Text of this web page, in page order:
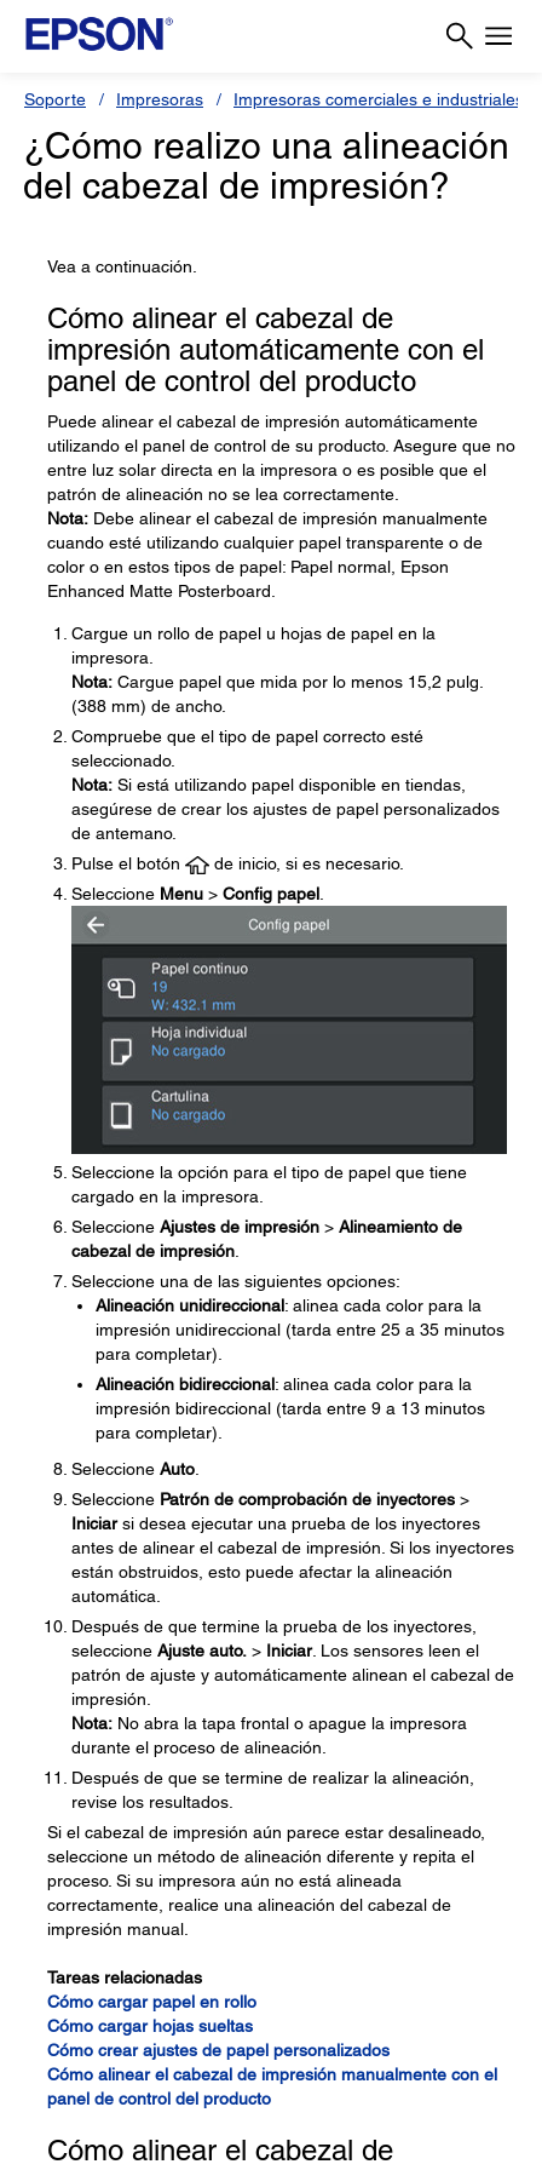
Soporte Impresoras Impresoras comerciales e industriales
¿Cómo realizo una alineación
del cabezal de impresión?
Vea a continuación.
Cómo alinear el cabezal de
impresión automáticamente con el
panel de control del producto
Puede alinear el cabezal de impresión automáticamente
utilizando el panel de control de su producto. Asegure que no
entre luz solar directa en la impresora o es posible que el
patrón de alineación no se lea correctamente.
Nota: Debe alinear el cabezal de impresión manualmente
cuando esté utilizando cualquier papel transparente o de
color o en estos tipos de papel: Papel normal, Epson
Enhanced Matte Posterboard.
Cargue un rollo de papel u hojas de papel en la
impresora.
Nota: Cargue papel que mida por lo menos 15,2 pulg.
(388 mm) de ancho.
Compruebe que el tipo de papel correcto esté
seleccionado.
Nota: Si está utilizando papel disponible en tiendas,
asegúrese de crear los ajustes de papel personalizados
de antemano.
Pulse el botón
de inicio, si es necesario.
Seleccione Menu > Config papel
Seleccione la opción para el tipo de papel que tiene
cargado en la impresora.
Seleccione Ajustes de impresión > Alineamiento de
cabezal de impresión
Seleccione una de las siguientes opciones:
Alineación unidireccional: alinea cada color para la
impresión unidireccional (tarda entre 25 a 35 minutos
para completar).
Alineación bidireccional: alinea cada color para la
impresión bidireccional (tarda entre 9 a 13 minutos
para completar).
Seleccione Auto
Seleccione Patrón de comprobación de inyectores >
Iniciarsi desea ejecutar una prueba de los inyectores
antes de alinear el cabezal de impresión. Si los inyectores
están obstruidos, esto puede afectar la alineación
automática.
Después de que termine la prueba de los inyectores,
seleccione Ajuste auto. > Iniciar. Los sensores leen el
patrón de ajuste y automáticamente alinean el cabezal de
impresión.
Nota: No abra la tapa frontal o apague la impresora
durante el proceso de alineación.
Después de que se termine de realizar la alineación,
revise los resultados.
Si el cabezal de impresión aún parece estar desalineado,
seleccione un método de alineación diferente y repita el
proceso. Si su impresora aún no está alineada
correctamente, realice una alineación del cabezal de
impresión manual.
Tareas relacionadas
Cómo cargar papel en rollo
Cómo cargar hojas sueltas
Cómo crear ajustes de papel personalizados
Cómo alinear el cabezal de impresión manualmente con el
panel de control del producto
Cómo alinear el cabezal de